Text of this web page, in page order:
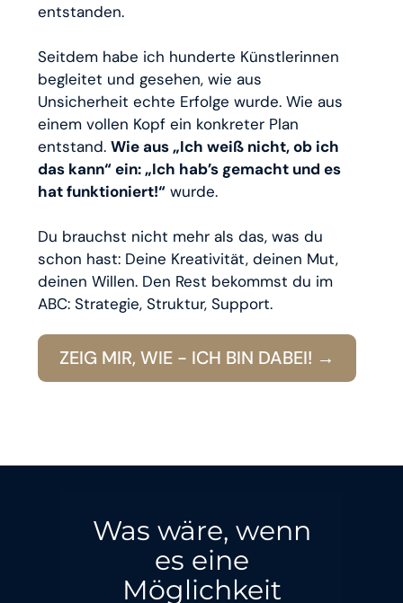
entstanden.
Seitdem habe ich hunderte Künstlerinnen
begleitet und gesehen, wie aus
Unsicherheit echte Erfolge wurde. Wie aus
einem vollen Kopf ein konkreter Plan
entstand.Wie aus „Ich weiß nicht, ob ich
das kann“ ein: „Ich hab’s gemacht und es
hat funktioniert!“ wurde.
Du brauchst nicht mehr als das, was du
schon hast: Deine Kreativität, deinen Mut,
deinen Willen. Den Rest bekommst du im
ABC: Strategie, Struktur, Support.
ZEIG MIR, WIE - ICH BIN DABEI! →
Was wäre, wenn
es eine
Möglichkeit